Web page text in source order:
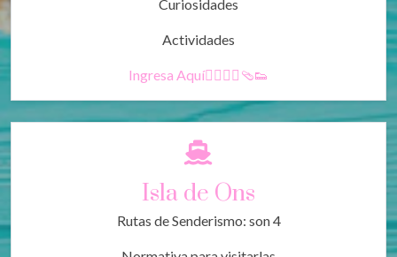
Curiosidades
Actividades
Ingresa Aquí🚶‍♀️🚶‍♂️🩴👟
Isla de Ons
Rutas de Senderismo: son 4